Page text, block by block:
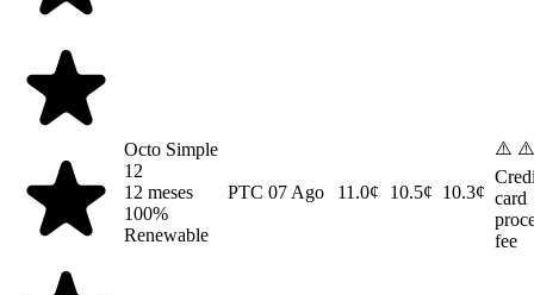
Octo Simple
12
12 meses
100%
Renewable
PTC 07 Ago 11.0¢ 10.5¢ 10.3¢
⚠️ ⚠️
card
fee